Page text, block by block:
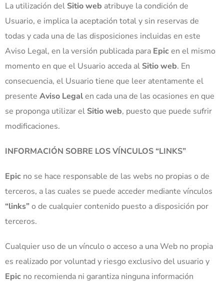
La utilización del Sitio web atribuye la condición de
Usuario, e implica la aceptación total y sin reservas de
todas y cada una de las disposiciones incluidas en este
Aviso Legal, en la versión publicada para Epic en el mismo
momento en que el Usuario acceda al Sitio web. En
consecuencia, el Usuario tiene que leer atentamente el
presente Aviso Legalen cada una de las ocasiones en que
se proponga utilizar el Sitio web, puesto que puede sufrir
modificaciones.
INFORMACIÓN SOBRE LOS VÍNCULOS “LINKS”
Epic no se hace responsable de las webs no propias o de
terceros, a las cuales se puede acceder mediante vínculos
“links”o de cualquier contenido puesto a disposición por
terceros.
Cualquier uso de un vínculo o acceso a una Web no propia
es realizado por voluntad y riesgo exclusivo del usuario y
Epic no recomienda ni garantiza ninguna información